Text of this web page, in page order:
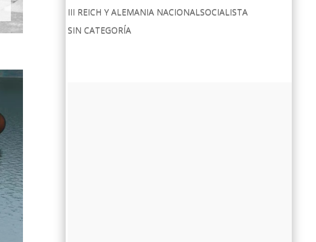
III REICH Y ALEMANIA NACIONALSOCIALISTA
SIN CATEGORÍA